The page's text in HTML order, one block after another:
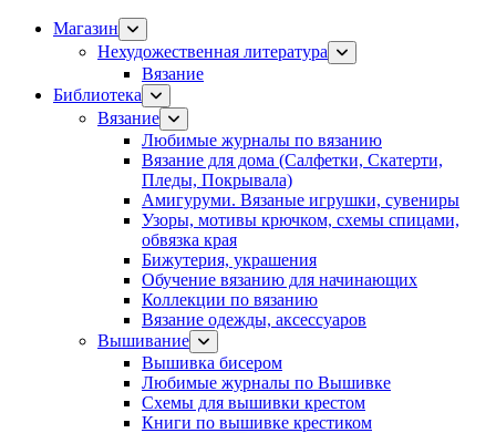
Магазин
Нехудожественная литература
Вязание
Библиотека
Вязание
Любимые журналы по вязанию
Вязание для дома (Салфетки, Скатерти,
Пледы, Покрывала)
Амигуруми. Вязаные игрушки, сувениры
Узоры, мотивы крючком, схемы спицами,
обвязка края
Бижутерия, украшения
Обучение вязанию для начинающих
Коллекции по вязанию
Вязание одежды, аксессуаров
Вышивание
Вышивка бисером
Любимые журналы по Вышивке
Схемы для вышивки крестом
Книги по вышивке крестиком